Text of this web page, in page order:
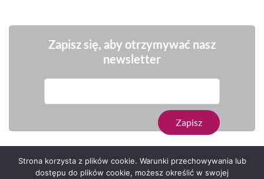
Zapisz się, aby otrzymywać nasz
newsletter
Strona korzysta z plików cookie. Warunki przechowywania lub
dostępu do plików cookie, możesz określić w swojej